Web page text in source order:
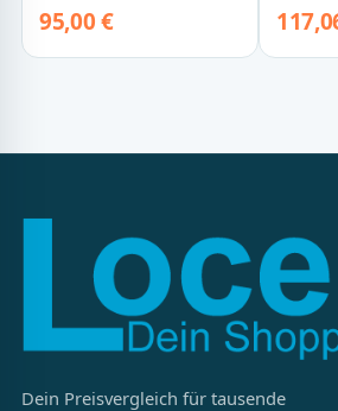
95,00 €
Dein Preisvergleich für tausende